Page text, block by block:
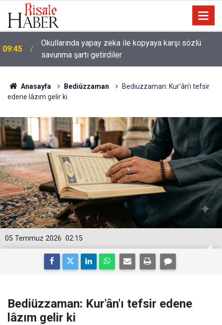
09:31
Ağustos ayında gökyüzünde iki tutulma ve Perseid
gök taşı yağmuru yaşanacak
Anasayfa Bediüzzaman
Bediüzzaman: Kur'ân'ı tefsir
edene lâzım gelir ki
02:15
05 Temmuz 2026
Bediüzzaman: Kur'ân'ı tefsir edene
lâzım gelir ki